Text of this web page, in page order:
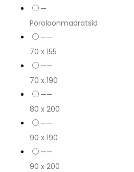
—
Poroloonmadratsid
——
70 x 155
——
70 x 190
——
80 x 200
——
90 x 190
——
90 x 200